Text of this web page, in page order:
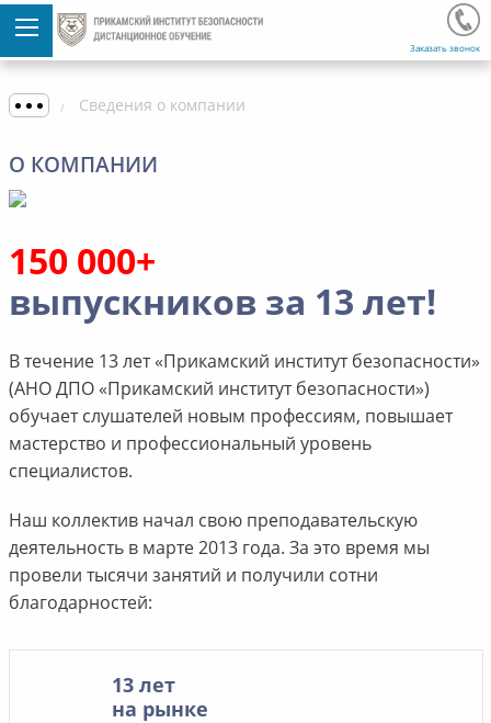
Заказать звонок
Сведения о компании
О КОМПАНИИ
150 000+
выпускников за 13 лет!
В течение 13 лет «Прикамский институт безопасности»
(АНО ДПО «Прикамский институт безопасности»)
обучает слушателей новым профессиям, повышает
мастерство и профессиональный уровень
специалистов.
Наш коллектив начал свою преподавательскую
деятельность в марте 2013 года. За это время мы
провели тысячи занятий и получили сотни
благодарностей:
13 лет
на рынке